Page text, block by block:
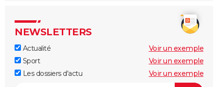
NEWSLETTERS
Actualité
Voir un exemple
Sport
Voir un exemple
Les dossiers d'actu
Voir un exemple